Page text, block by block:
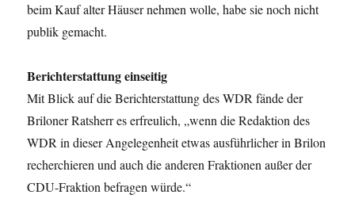
beim Kauf alter Häuser nehmen wolle, habe sie noch nicht
publik gemacht.
Berichterstattung einseitig
Mit Blick auf die Berichterstattung des WDR fände der
Briloner Ratsherr es erfreulich, „wenn die Redaktion des
WDR in dieser Angelegenheit etwas ausführlicher in Brilon
recherchieren und auch die anderen Fraktionen außer der
CDU-Fraktion befragen würde.“